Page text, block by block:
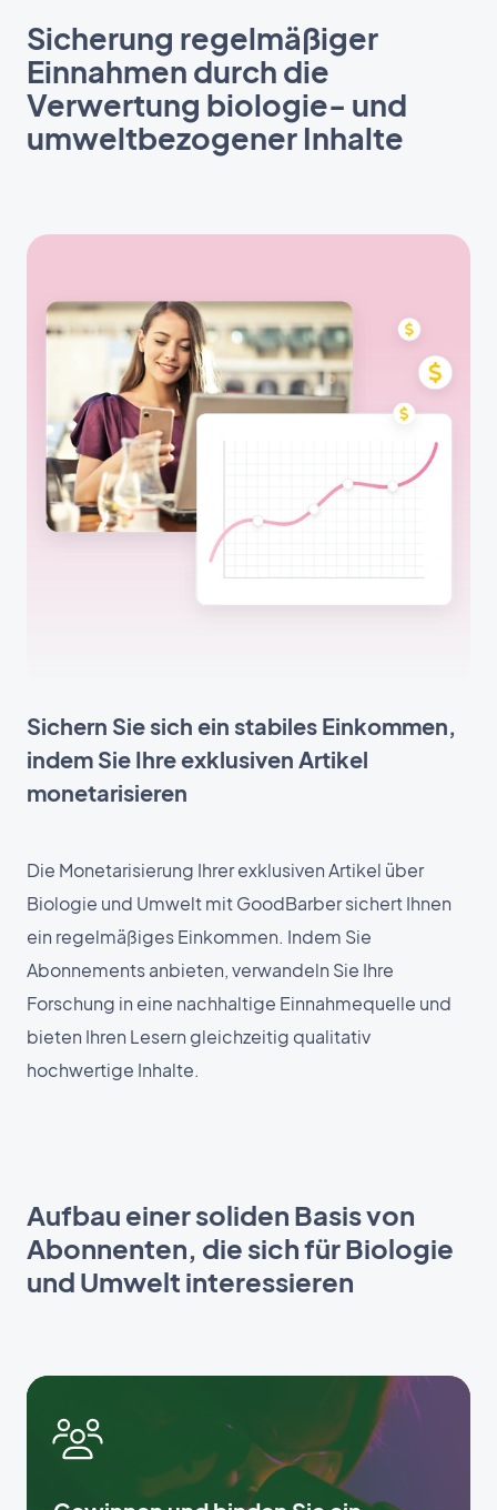
Sicherung regelmäßiger
Einnahmen durch die
Verwertung biologie- und
umweltbezogener Inhalte
Sichern Sie sich ein stabiles Einkommen,
indem Sie Ihre exklusiven Artikel
monetarisieren
Die Monetarisierung Ihrer exklusiven Artikel über
Biologie und Umwelt mit GoodBarber sichert Ihnen
ein regelmäßiges Einkommen. Indem Sie
Abonnements anbieten, verwandeln Sie Ihre
Forschung in eine nachhaltige Einnahmequelle und
bieten Ihren Lesern gleichzeitig qualitativ
hochwertige Inhalte.
Aufbau einer soliden Basis von
Abonnenten, die sich für Biologie
und Umwelt interessieren